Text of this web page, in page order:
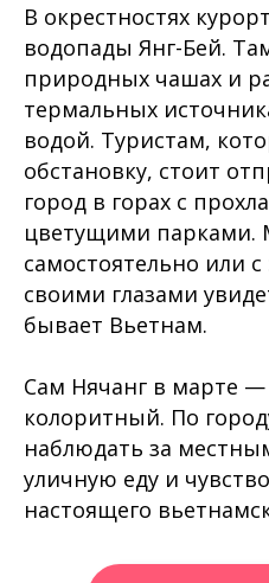
В окрестностях
водопады Янг-Бей.
природных чашах и
термальных
водой. Туристам,
обстановку, стоит
город в горах с
цветущими парками.
самостоятельно или
своими глазами
бывает Вьетнам.
Сам Нячанг в марте
колоритный. По
наблюдать за
уличную еду и
настоящего